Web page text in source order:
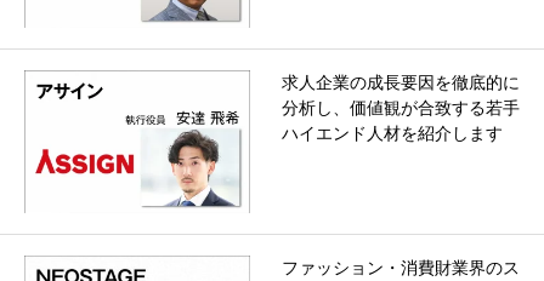
求人企業の成長要因を徹底的に
分析し、価値観が合致する若手
ハイエンド人材を紹介します
ファッション・消費財業界のス